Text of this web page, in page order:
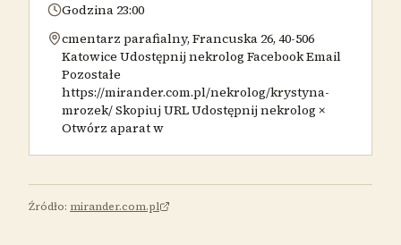
Godzina 23:00
cmentarz parafialny, Francuska 26, 40-506
Katowice Udostępnij nekrolog Facebook Email
Pozostałe
https://mirander.com.pl/nekrolog/krystyna-
mrozek/ Skopiuj URL Udostępnij nekrolog ×
Otwórz aparat w
Źródło: mirander.com.pl